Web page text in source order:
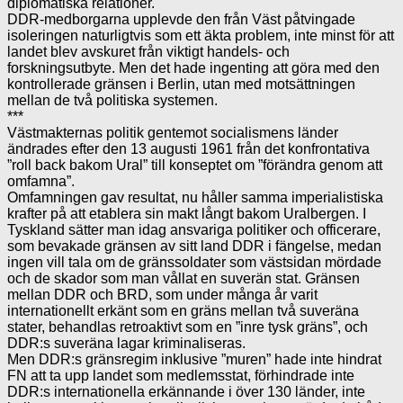
diplomatiska relationer.
DDR-medborgarna upplevde den från Väst påtvingade
isoleringen naturligtvis som ett äkta problem, inte minst för att
landet blev avskuret från viktigt handels- och
forskningsutbyte. Men det hade ingenting att göra med den
kontrollerade gränsen i Berlin, utan med motsättningen
mellan de två politiska systemen.
***
Västmakternas politik gentemot socialismens länder
ändrades efter den 13 augusti 1961 från det konfrontativa
”roll back bakom Ural” till konseptet om ”förändra genom att
omfamna”.
Omfamningen gav resultat, nu håller samma imperialistiska
krafter på att etablera sin makt långt bakom Uralbergen. I
Tyskland sätter man idag ansvariga politiker och officerare,
som bevakade gränsen av sitt land DDR i fängelse, medan
ingen vill tala om de gränssoldater som västsidan mördade
och de skador som man vållat en suverän stat. Gränsen
mellan DDR och BRD, som under många år varit
internationellt erkänt som en gräns mellan två suveräna
stater, behandlas retroaktivt som en ”inre tysk gräns”, och
DDR:s suveräna lagar kriminaliseras.
Men DDR:s gränsregim inklusive ”muren” hade inte hindrat
FN att ta upp landet som medlemsstat, förhindrade inte
DDR:s internationella erkännande i över 130 länder, inte